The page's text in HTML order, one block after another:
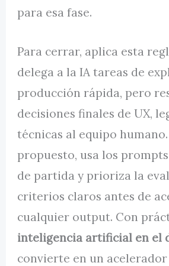
para esa fase.
Para cerrar, aplica esta
delega a la IA tareas de
producción rápida, pero
decisiones finales de UX,
técnicas al equipo
propuesto, usa los
de partida y prioriza la
criterios claros antes de
cualquier output. Con
inteligencia artificial en el
convierte en un